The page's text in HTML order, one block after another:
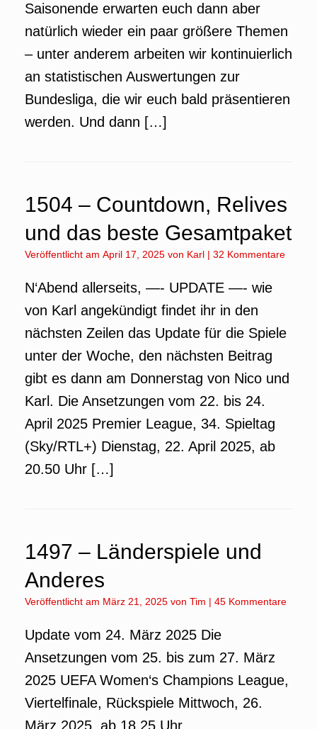
Saisonende erwarten euch dann aber
natürlich wieder ein paar größere Themen
– unter anderem arbeiten wir kontinuierlich
an statistischen Auswertungen zur
Bundesliga, die wir euch bald präsentieren
werden. Und dann […]
1504 – Countdown, Relives
und das beste Gesamtpaket
Veröffentlicht am April 17, 2025 von Karl | 32 Kommentare
N‘Abend allerseits, —- UPDATE —- wie
von Karl angekündigt findet ihr in den
nächsten Zeilen das Update für die Spiele
unter der Woche, den nächsten Beitrag
gibt es dann am Donnerstag von Nico und
Karl. Die Ansetzungen vom 22. bis 24.
April 2025 Premier League, 34. Spieltag
(Sky/RTL+) Dienstag, 22. April 2025, ab
20.50 Uhr […]
1497 – Länderspiele und
Anderes
Veröffentlicht am März 21, 2025 von Tim | 45 Kommentare
Update vom 24. März 2025 Die
Ansetzungen vom 25. bis zum 27. März
2025 UEFA Women‘s Champions League,
Viertelfinale, Rückspiele Mittwoch, 26.
März 2025, ab 18.25 Uhr